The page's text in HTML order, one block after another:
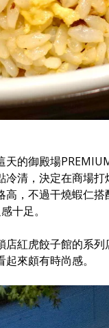
的御殿場
冷清，決定在商場
高，不過干燒蝦仁
十足。
紅虎餃子館的系
來頗有時尚感。